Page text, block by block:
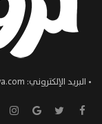
• البريد الإلكتروني: